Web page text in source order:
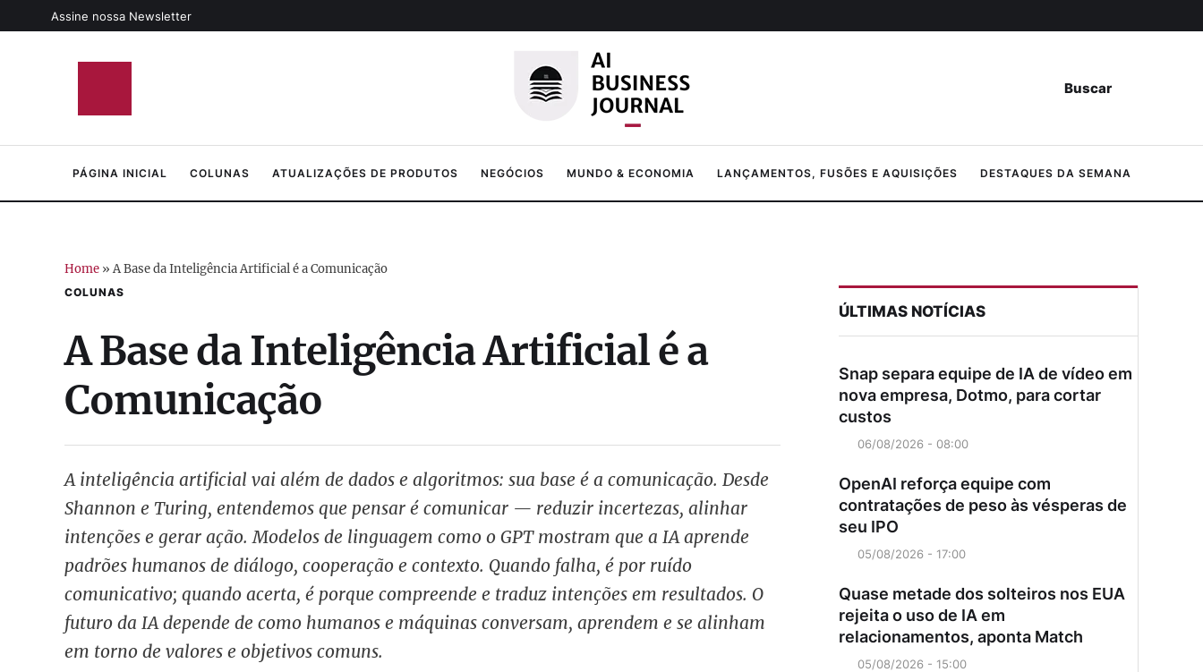
Assine nossa Newsletter
Buscar
PÁGINA INICIAL COLUNAS ATUALIZAÇÕES DE PRODUTOS NEGÓCIOS MUNDO & ECONOMIA LANÇAMENTOS, FUSÕES E AQUISIÇÕES DESTAQUES DA SEMANA
Home »A Base da Inteligência Artificial é a Comunicação
COLUNAS
A Base da Inteligência Artificial é a
Comunicação
A inteligência artificial vai além de dados e algoritmos: sua base é a comunicação. Desde
Shannon e Turing, entendemos que pensar é comunicar — reduzir incertezas, alinhar
intenções e gerar ação. Modelos de linguagem como o GPT mostram que a IA aprende
padrões humanos de diálogo, cooperação e contexto. Quando falha, é por ruído
comunicativo; quando acerta, é porque compreende e traduz intenções em resultados. O
futuro da IA depende de como humanos e máquinas conversam, aprendem e se alinham
em torno de valores e objetivos comuns.
ÚLTIMAS NOTÍCIAS
Snap separa equipe de IA de vídeo em
nova empresa, Dotmo, para cortar
custos
06/08/2026 - 08:00
OpenAI reforça equipe com
contratações de peso às vésperas de
seu IPO
05/08/2026 - 17:00
Quase metade dos solteiros nos EUA
rejeita o uso de IA em
relacionamentos, aponta Match
05/08/2026 - 15:00